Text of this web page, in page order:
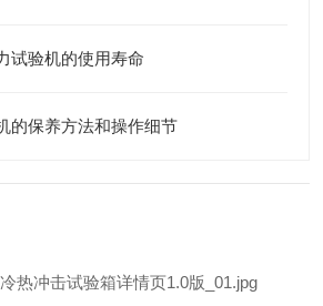
试验机的使用寿命
的保养方法和操作细节